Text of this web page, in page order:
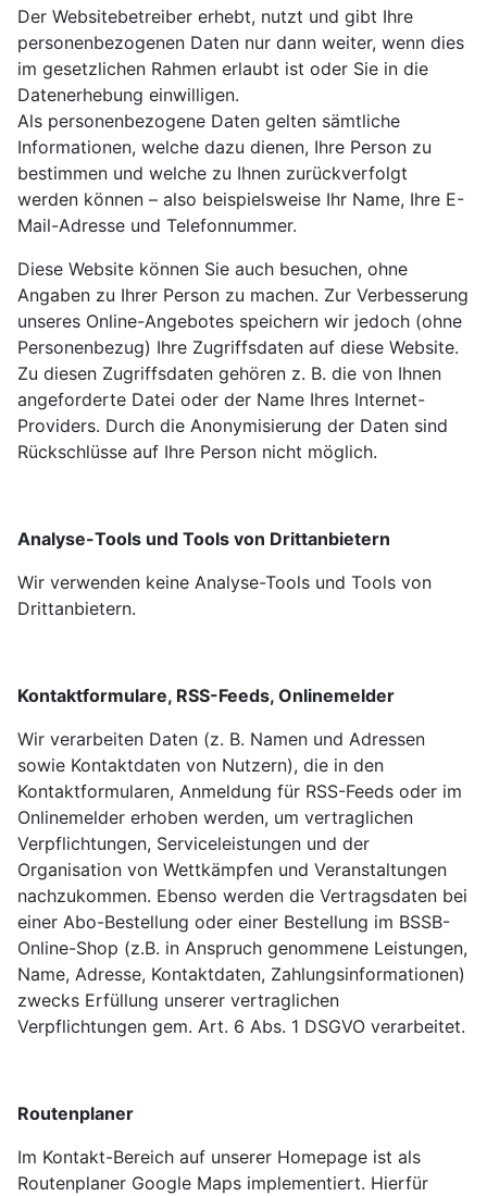
Der Websitebetreiber erhebt, nutzt und gibt Ihre
personenbezogenen Daten nur dann weiter, wenn dies
im gesetzlichen Rahmen erlaubt ist oder Sie in die
Datenerhebung einwilligen.
Als personenbezogene Daten gelten sämtliche
Informationen, welche dazu dienen, Ihre Person zu
bestimmen und welche zu Ihnen zurückverfolgt
werden können – also beispielsweise Ihr Name, Ihre E-
Mail-Adresse und Telefonnummer.
Diese Website können Sie auch besuchen, ohne
Angaben zu Ihrer Person zu machen. Zur Verbesserung
unseres Online-Angebotes speichern wir jedoch (ohne
Personenbezug) Ihre Zugriffsdaten auf diese Website.
Zu diesen Zugriffsdaten gehören z. B. die von Ihnen
angeforderte Datei oder der Name Ihres Internet-
Providers. Durch die Anonymisierung der Daten sind
Rückschlüsse auf Ihre Person nicht möglich.
Analyse-Tools und Tools von Drittanbietern
Wir verwenden keine Analyse-Tools und Tools von
Drittanbietern.
Kontaktformulare, RSS-Feeds, Onlinemelder
Wir verarbeiten Daten (z. B. Namen und Adressen
sowie Kontaktdaten von Nutzern), die in den
Kontaktformularen, Anmeldung für RSS-Feeds oder im
Onlinemelder erhoben werden, um vertraglichen
Verpflichtungen, Serviceleistungen und der
Organisation von Wettkämpfen und Veranstaltungen
nachzukommen. Ebenso werden die Vertragsdaten bei
einer Abo-Bestellung oder einer Bestellung im BSSB-
Online-Shop (z.B. in Anspruch genommene Leistungen,
Name, Adresse, Kontaktdaten, Zahlungsinformationen)
zwecks Erfüllung unserer vertraglichen
Verpflichtungen gem. Art. 6 Abs. 1 DSGVO verarbeitet.
Routenplaner
Im Kontakt-Bereich auf unserer Homepage ist als
Routenplaner Google Maps implementiert. Hierfür